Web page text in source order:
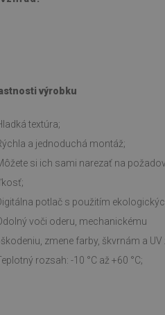
výrobku
textúra;
a jednoduchá montáž;
si ich sami narezať na
potlač s použitím
voči oderu, mechanickému
zmene farby, škvrnám a UV
rozsah: -10 °C až +60 °C;